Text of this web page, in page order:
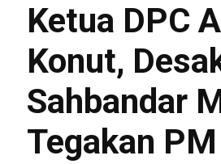
Ketua DPC
Konut,
Sahbandar
Tegakan